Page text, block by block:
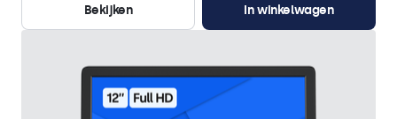
Bekijken
In winkelwagen